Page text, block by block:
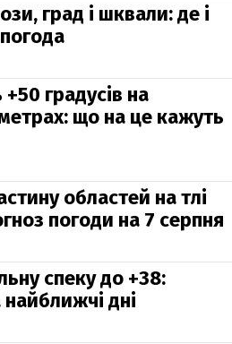
град і шквали: де і
градусів на
що на це кажуть
областей на тлі
погоди на 7 серпня
спеку до +38:
дні